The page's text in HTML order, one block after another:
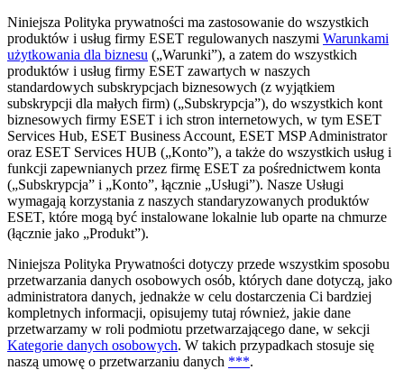
Niniejsza Polityka prywatności ma zastosowanie do wszystkich
produktów i usług firmy ESET regulowanych naszymi Warunkami
użytkowania dla biznesu („Warunki”), a zatem do wszystkich
produktów i usług firmy ESET zawartych w naszych
standardowych subskrypcjach biznesowych (z wyjątkiem
subskrypcji dla małych firm) („Subskrypcja”), do wszystkich kont
biznesowych firmy ESET i ich stron internetowych, w tym ESET
Services Hub, ESET Business Account, ESET MSP Administrator
oraz ESET Services HUB („Konto”), a także do wszystkich usług i
funkcji zapewnianych przez firmę ESET za pośrednictwem konta
(„Subskrypcja” i „Konto”, łącznie „Usługi”). Nasze Usługi
wymagają korzystania z naszych standaryzowanych produktów
ESET, które mogą być instalowane lokalnie lub oparte na chmurze
(łącznie jako „Produkt”).
Niniejsza Polityka Prywatności dotyczy przede wszystkim sposobu
przetwarzania danych osobowych osób, których dane dotyczą, jako
administratora danych, jednakże w celu dostarczenia Ci bardziej
kompletnych informacji, opisujemy tutaj również, jakie dane
przetwarzamy w roli podmiotu przetwarzającego dane, w sekcji
Kategorie danych osobowych. W takich przypadkach stosuje się
naszą umowę o przetwarzaniu danych ***.